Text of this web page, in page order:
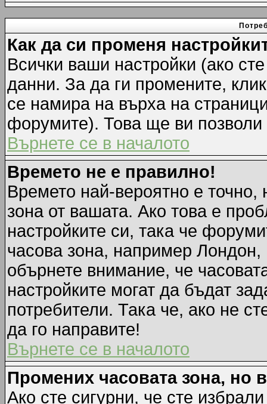
Как да си променя
Всички ваши настройки (ако
данни. За да ги промените,
се намира на върха на
форумите). Това ще ви позволи
Върнете се в началото
Времето не е правилно!
Времето най-вероятно е точно,
зона от вашата. Ако това е
настройките си, така че
часова зона, например
обърнете внимание, че
настройките могат да бъдат
потребители. Така че, ако не
да го направите!
Върнете се в началото
Промених часовата зона, но
Ако сте сигурни, че сте